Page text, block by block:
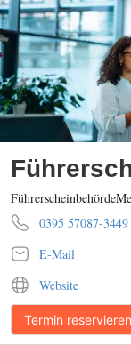
Führerscheinbehörde
0395 57087-3449
E-Mail
Website
Termin reservieren